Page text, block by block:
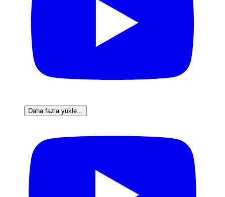
Daha fazla yükle...